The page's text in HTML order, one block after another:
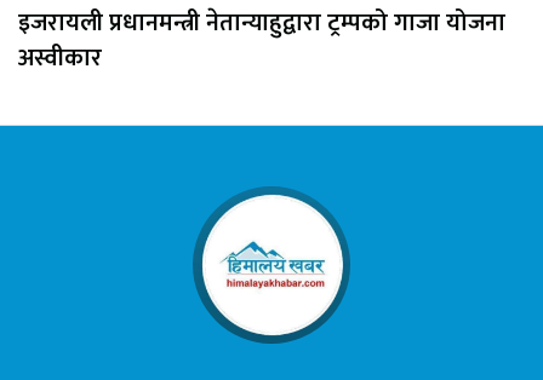
इजरायली प्रधानमन्त्री नेतान्याहुद्वारा ट्रम्पको गाजा योजना
अस्वीकार